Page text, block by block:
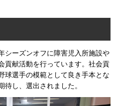
シーズンオフに障害児入所施設や
貢献活動を行っています。社会貢
球選手の模範として良き手本とな
し、選出されました。